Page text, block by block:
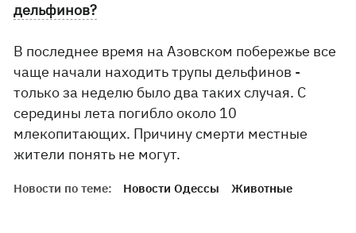
дельфинов?
В последнее время на Азовском побережье все
чаще начали находить трупы дельфинов -
только за неделю было два таких случая. С
середины лета погибло около 10
млекопитающих. Причину смерти местные
жители понять не могут.
Новости по теме: Новости Одессы Животные